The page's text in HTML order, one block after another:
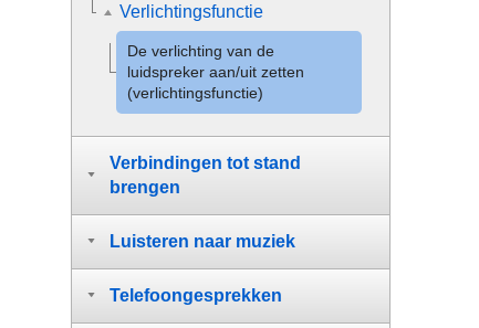
Verlichtingsfunctie
De verlichting van de
luidspreker aan/uit zetten
(verlichtingsfunctie)
Verbindingen tot stand
brengen
Luisteren naar muziek
Telefoongesprekken